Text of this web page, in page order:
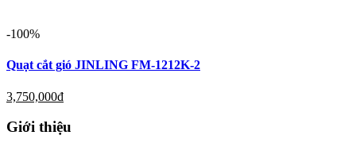
-100%
Quạt cắt gió JINLING FM-1212K-2
3,750,000đ
Giới thiệu